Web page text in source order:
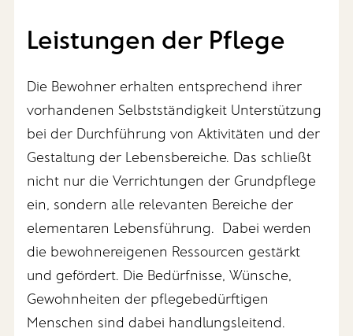
Leistungen der Pflege
Die Bewohner erhalten entsprechend ihrer
vorhandenen Selbstständigkeit Unterstützung
bei der Durchführung von Aktivitäten und der
Gestaltung der Lebensbereiche. Das schließt
nicht nur die Verrichtungen der Grundpflege
ein, sondern alle relevanten Bereiche der
elementaren Lebensführung. Dabei werden
die bewohnereigenen Ressourcen gestärkt
und gefördert. Die Bedürfnisse, Wünsche,
Gewohnheiten der pflegebedürftigen
Menschen sind dabei handlungsleitend.